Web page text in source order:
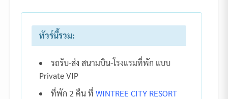
ทัวร์นี้รวม:
รถรับ-ส่ง สนามบิน-โรงแรมที่พัก แบบ
Private VIP
ที่พัก 2 คืน ที่ WINTREE CITY RESORT